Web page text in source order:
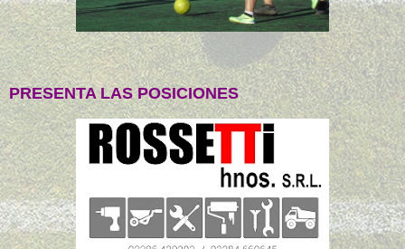
PRESENTA LAS POSICIONES